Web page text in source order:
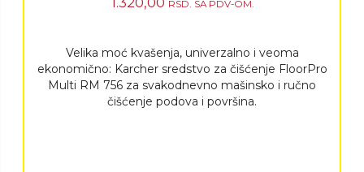
RSD. SA PDV-OM.
Velika moć kvašenja, univerzalno i veoma
ekonomično: Karcher sredstvo za čišćenje FloorPro
Multi RM 756 za svakodnevno mašinsko i ručno
čišćenje podova i površina.